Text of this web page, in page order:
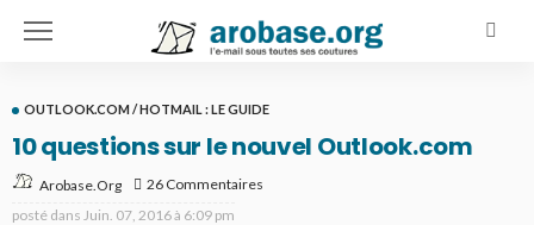
OUTLOOK.COM / HOTMAIL : LE GUIDE
10 questions sur le nouvel Outlook.com
Arobase.org
26 Commentaires
posté dans Juin. 07, 2016 à 6:09 pm